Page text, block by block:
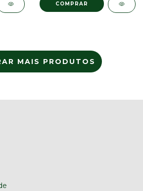
COMPRAR
MAIS PRODUTOS